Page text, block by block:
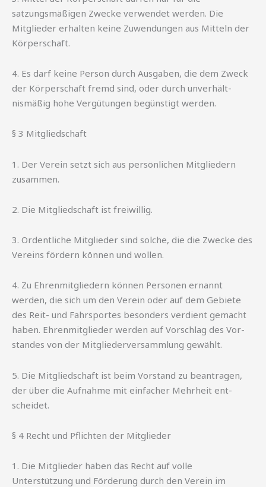
satzungsmäßigen Zwecke verwendet werden. Die
Mitglieder erhalten keine Zuwendungen aus Mitteln der
Körperschaft.
4. Es darf keine Person durch Ausgaben, die dem Zweck
der Körperschaft fremd sind, oder durch unverhält-
nismäßig hohe Vergütungen begünstigt werden.
§ 3 Mitgliedschaft
1. Der Verein setzt sich aus persönlichen Mitgliedern
zusammen.
2. Die Mitgliedschaft ist freiwillig.
3. Ordentliche Mitglieder sind solche, die die Zwecke des
Vereins fördern können und wollen.
4. Zu Ehrenmitgliedern können Personen ernannt
werden, die sich um den Verein oder auf dem Gebiete
des Reit- und Fahrsportes besonders verdient gemacht
haben. Ehrenmitglieder werden auf Vorschlag des Vor-
standes von der Mitgliederversammlung gewählt.
5. Die Mitgliedschaft ist beim Vorstand zu beantragen,
der über die Aufnahme mit einfacher Mehrheit ent-
scheidet.
§ 4 Recht und Pflichten der Mitglieder
1. Die Mitglieder haben das Recht auf volle
Unterstützung und Förderung durch den Verein im